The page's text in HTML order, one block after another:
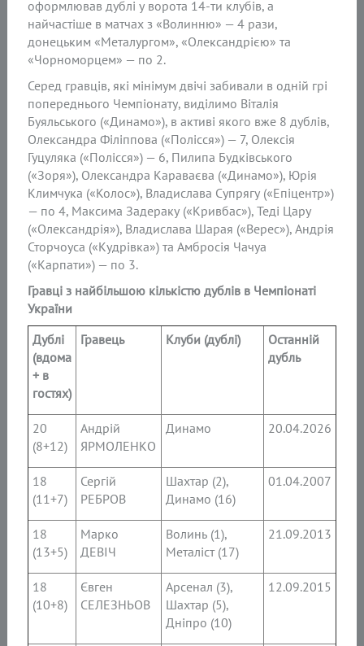
оформлював дублі у ворота 14-ти клубів, а
найчастіше в матчах з «Волинню» — 4 рази,
донецьким «Металургом», «Олександрією» та
«Чорноморцем» — по 2.
Серед гравців, які мінімум двічі забивали в одній грі
попереднього Чемпіонату, виділимо Віталія
Буяльського («Динамо»), в активі якого вже 8 дублів,
Олександра Філіппова («Полісся») — 7, Олексія
Гуцуляка («Полісся») — 6, Пилипа Будківського
(«Зоря»), Олександра Караваєва («Динамо»), Юрія
Климчука («Колос»), Владислава Супрягу («Епіцентр»)
— по 4, Максима Задераку («Кривбас»), Теді Цару
(«Олександрія»), Владислава Шарая («Верес»), Андрія
Сторчоуса («Кудрівка») та Амбросія Чачуа
(«Карпати») — по 3.
Гравці з найбільшою кількістю дублів в Чемпіонаті
України
Дублі
(вдома
+ в
гостях)
Гравець Клуби (дублі)
Останній
дубль
20
(8+12)
Андрій
ЯРМОЛЕНКО
Динамо 20.04.2026
18
(11+7)
Сергій
РЕБРОВ
Шахтар (2),
Динамо (16)
01.04.2007
18
(13+5)
Марко
ДЕВІЧ
Волинь (1),
Металіст (17)
21.09.2013
18
(10+8)
Євген
СЕЛЕЗНЬОВ
Арсенал (3),
Шахтар (5),
Дніпро (10)
12.09.2015